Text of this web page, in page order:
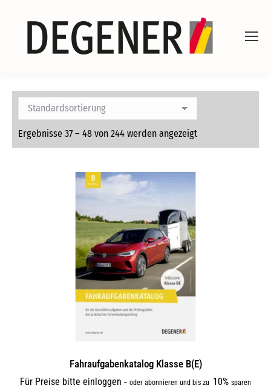
Ergebnisse 37 – 48 von 244 werden angezeigt
Fahraufgabenkatalog Klasse B(E)
Für Preise bitte einloggen – oder abonnieren und bis zu 10% sparen